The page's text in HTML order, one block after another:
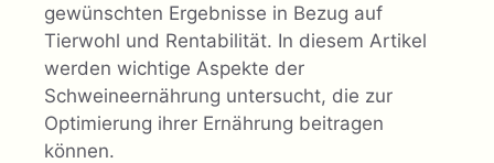
gewünschten Ergebnisse in Bezug auf
Tierwohl und Rentabilität. In diesem Artikel
werden wichtige Aspekte der
Schweineernährung untersucht, die zur
Optimierung ihrer Ernährung beitragen
können.